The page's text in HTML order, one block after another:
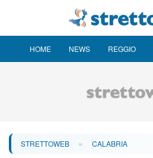
HOME NEWS REGGIO
STRETTOWEB » CALABRIA